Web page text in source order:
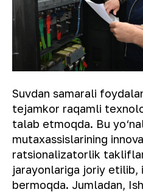
Suvdan samarali
tejamkor raqamli
talab etmoqda. Bu
mutaxassislarining
ratsionalizatorlik
jarayonlariga joriy etilib,
bermoqda. Jumladan,